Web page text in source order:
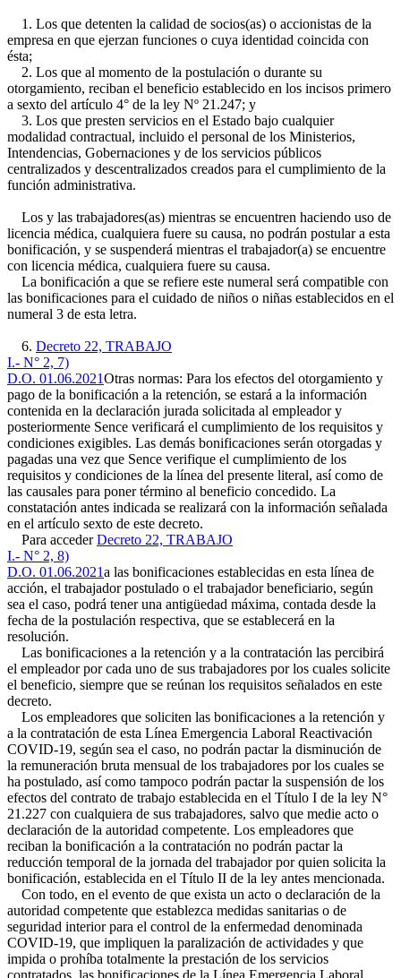
1. Los que detenten la calidad de socios(as) o accionistas de la
empresa en que ejerzan funciones o cuya identidad coincida con
ésta;
2. Los que al momento de la postulación o durante su
otorgamiento, reciban el beneficio establecido en los incisos primero
a sexto del artículo 4° de la ley Nº 21.247; y
3. Los que presten servicios en el Estado bajo cualquier
modalidad contractual, incluido el personal de los Ministerios,
Intendencias, Gobernaciones y de los servicios públicos
centralizados y descentralizados creados para el cumplimiento de la
función administrativa.
Los y las trabajadores(as) mientras se encuentren haciendo uso de
licencia médica, cualquiera fuere su causa, no podrán postular a esta
bonificación, y se suspenderá mientras el trabajador(a) se encuentre
con licencia médica, cualquiera fuere su causa.
La bonificación a que se refiere este numeral será compatible con
las bonificaciones para el cuidado de niños o niñas establecidos en el
numeral 3 de esta letra.
6. Decreto 22, TRABAJO
I.- N° 2, 7)
D.O. 01.06.2021Otras normas: Para los efectos del otorgamiento y
pago de la bonificación a la retención, se estará a la información
contenida en la declaración jurada solicitada al empleador y
posteriormente Sence verificará el cumplimiento de los requisitos y
condiciones exigibles. Las demás bonificaciones serán otorgadas y
pagadas una vez que Sence verifique el cumplimiento de los
requisitos y condiciones de la línea del presente literal, así como de
las causales para poner término al beneficio concedido. La
constatación antes indicada se realizará con la información señalada
en el artículo sexto de este decreto.
Para accederDecreto 22, TRABAJO
I.- N° 2, 8)
D.O. 01.06.2021a las bonificaciones establecidas en esta línea de
acción, el trabajador postulado o el trabajador beneficiario, según
sea el caso, podrá tener una antigüedad máxima, contada desde la
fecha de la postulación respectiva, que se establecerá en la
resolución.
Las bonificaciones a la retención y a la contratación las percibirá
el empleador por cada uno de sus trabajadores por los cuales solicite
el beneficio, siempre que se reúnan los requisitos señalados en este
decreto.
Los empleadores que soliciten las bonificaciones a la retención y
a la contratación de esta Línea Emergencia Laboral Reactivación
COVID-19, según sea el caso, no podrán pactar la disminución de
la remuneración bruta mensual de los trabajadores por los cuales se
ha postulado, así como tampoco podrán pactar la suspensión de los
efectos del contrato de trabajo establecida en el Título I de la ley N°
21.227 con cualquiera de sus trabajadores, salvo que medie acto o
declaración de la autoridad competente. Los empleadores que
reciban la bonificación a la contratación no podrán pactar la
reducción temporal de la jornada del trabajador por quien solicita la
bonificación, establecida en el Título II de la ley antes mencionada.
Con todo, en el evento de que exista un acto o declaración de la
autoridad competente que establezca medidas sanitarias o de
seguridad interior para el control de la enfermedad denominada
COVID-19, que impliquen la paralización de actividades y que
impida o prohíba totalmente la prestación de los servicios
contratados, las bonificaciones de la Línea Emergencia Laboral